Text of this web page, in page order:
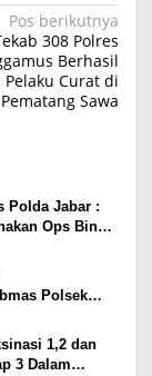
Pos berikutnya
308 Polres
Berhasil
Pelaku Curat di
Pematang Sawa
Polda Jabar :
Ops Bina
Juru Parkir
Polsek
Rw 06 Ke
Utama
1,2 dan
3 Dalam